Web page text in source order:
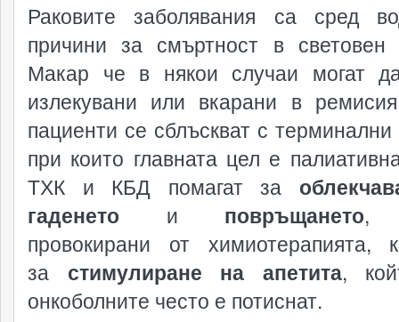
Раковите заболявания са сред
причини за смъртност в
Макар че в някои случаи могат
излекувани или вкарани в
пациенти се сблъскват с терминални
при които главната цел е
ТХК и КБД помагат за
гаденето и повръщането,
провокирани от химиотерапията,
за стимулиране на апетита,
онкоболните често е потиснат.